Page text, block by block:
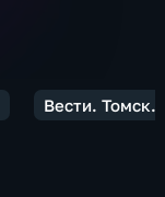
Вести. Томск.